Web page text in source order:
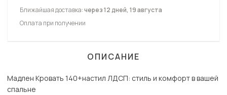
Ближайшая доставка:через 12 дней, 19 августа
Оплата при получении
ОПИСАНИЕ
Мадлен Кровать 140+настил ЛДСП: стиль и комфорт в вашей
спальне